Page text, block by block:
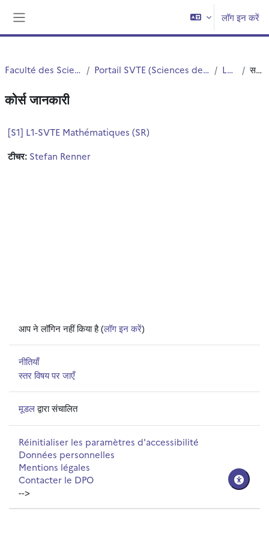
लॉग इन करें
Faculté des Sciences et Technologies (FST) Portail SVTE (Sciences de la Vie, de la Terre et de l'Environnement) L1 SVTE S1 सन्क्षिप्त विवरण
कोर्स जानकारी
[S1] L1-SVTE Mathématiques (SR)
टीचर: Stefan Renner
आप ने लॉगिन नहीं किया है (लॉग इन करें)
नीतियाँ
स्तर विषय पर जाएँ
मूडलद्वारा संचालित
Réinitialiser les paramètres d'accessibilité
Données personnelles
Mentions légales
Contacter le DPO
-->